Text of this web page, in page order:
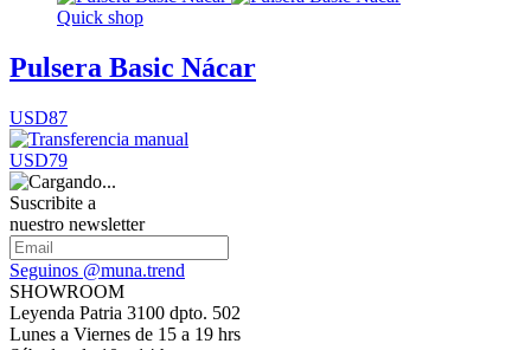
Quick shop
Pulsera Basic Nácar
USD87
USD79
Suscribite a
nuestro newsletter
Seguinos @muna.trend
SHOWROOM
Leyenda Patria 3100 dpto. 502
Lunes a Viernes de 15 a 19 hrs